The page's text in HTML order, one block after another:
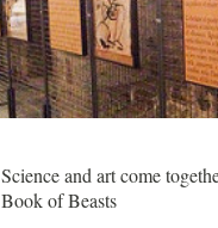
Science and art come
Book of Beasts